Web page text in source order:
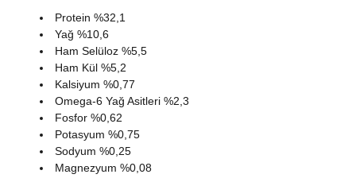
Protein %32,1
Yağ %10,6
Ham Selüloz %5,5
Ham Kül %5,2
Kalsiyum %0,77
Omega-6 Yağ Asitleri %2,3
Fosfor %0,62
Potasyum %0,75
Sodyum %0,25
Magnezyum %0,08